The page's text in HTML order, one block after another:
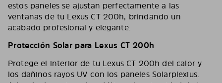
estos paneles se ajustan perfectamente a las
ventanas de tu Lexus CT 200h, brindando un
acabado profesional y elegante.
Protección Solar para Lexus CT 200h
Protege el interior de tu Lexus CT 200h del calor y
los dañinos rayos UV con los paneles Solarplexius.